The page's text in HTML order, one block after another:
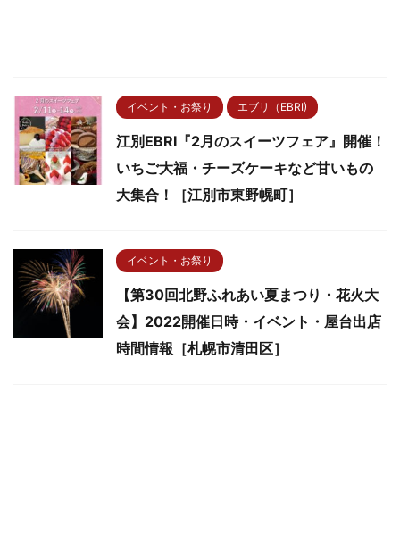
イベント・お祭り エブリ（EBRI)
江別EBRI『2月のスイーツフェア』開催！
いちご大福・チーズケーキなど甘いもの
大集合！［江別市東野幌町］
イベント・お祭り
【第30回北野ふれあい夏まつり・花火大
会】2022開催日時・イベント・屋台出店
時間情報［札幌市清田区］